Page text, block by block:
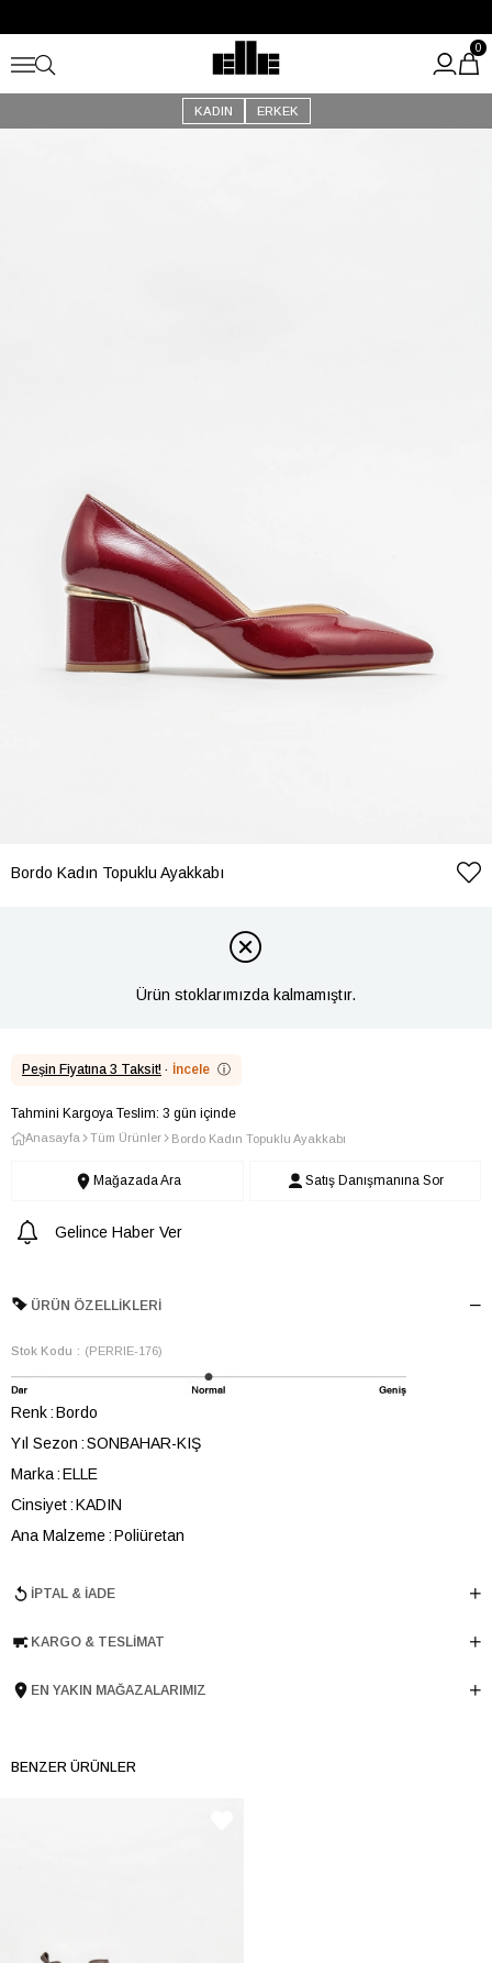
Kargo Ücretsiz!
KADIN ERKEK
0
Bordo Kadın Topuklu Ayakkabı
Ürün stoklarımızda kalmamıştır.
Peşin Fiyatına 3 Taksit! · İncele ⓘ
Tahmini Kargoya Teslim: 3 gün içinde
Anasayfa Tüm Ürünler Bordo Kadın Topuklu Ayakkabı
Mağazada Ara Satış Danışmanına Sor
Gelince Haber Ver
ÜRÜN ÖZELLIKLERI
Stok Kodu (PERRIE-176)
Renk Bordo
Yıl Sezon SONBAHAR-KIŞ
Marka ELLE
Cinsiyet KADIN
Ana Malzeme Poliüretan
Topuk Boyu 6 cm
Tema Dark
İPTAL & İADE
KARGO & TESLIMAT
EN YAKIN MAĞAZALARIMIZ
BENZER ÜRÜNLER